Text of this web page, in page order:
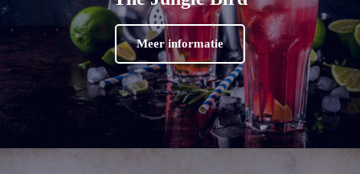
Meer informatie